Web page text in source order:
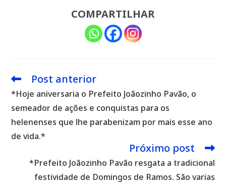
COMPARTILHAR
Leia
artigos
Post anterior
*Hoje aniversaria o Prefeito Joãozinho Pavão, o
semeador de ações e conquistas para os
helenenses que lhe parabenizam por mais esse ano
de vida.*
Próximo post
*Prefeito Joãozinho Pavão resgata a tradicional
festividade de Domingos de Ramos. São varias